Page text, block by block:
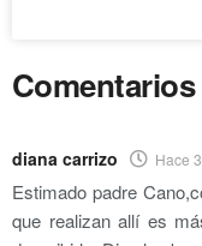
Comentarios
diana carrizo Hace
Estimado padre
que realizan allí es